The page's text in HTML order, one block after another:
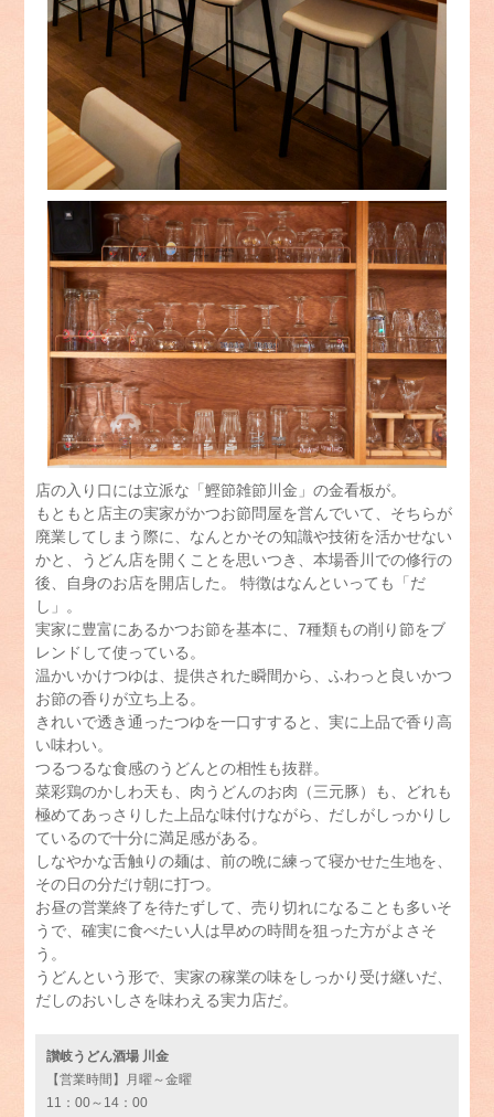
店の入り口には立派な「鰹節雑節川金」の金看板が。
もともと店主の実家がかつお節問屋を営んでいて、そちらが
廃業してしまう際に、なんとかその知識や技術を活かせない
かと、うどん店を開くことを思いつき、本場香川での修行の
後、自身のお店を開店した。 特徴はなんといっても「だ
し」。
実家に豊富にあるかつお節を基本に、7種類もの削り節をブ
レンドして使っている。
温かいかけつゆは、提供された瞬間から、ふわっと良いかつ
お節の香りが立ち上る。
きれいで透き通ったつゆを一口すすると、実に上品で香り高
い味わい。
つるつるな食感のうどんとの相性も抜群。
菜彩鶏のかしわ天も、肉うどんのお肉（三元豚）も、どれも
極めてあっさりした上品な味付けながら、だしがしっかりし
ているので十分に満足感がある。
しなやかな舌触りの麺は、前の晩に練って寝かせた生地を、
その日の分だけ朝に打つ。
お昼の営業終了を待たずして、売り切れになることも多いそ
うで、確実に食べたい人は早めの時間を狙った方がよさそ
う。
うどんという形で、実家の稼業の味をしっかり受け継いだ、
だしのおいしさを味わえる実力店だ。
讃岐うどん酒場 川金
【営業時間】月曜～金曜
11：00～14：00